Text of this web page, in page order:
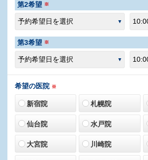
第2希望 ※
第3希望 ※
希望の医院 ※
新宿院 札幌院
仙台院 水戸院
大宮院 川崎院